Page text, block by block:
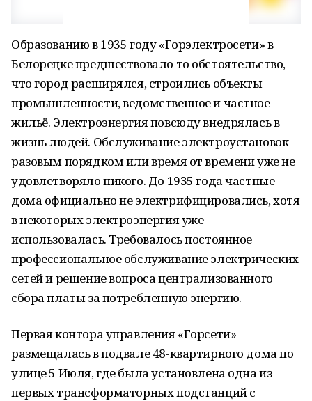
Образованию в 1935 году «Горэлектросети» в
Белорецке предшествовало то обстоятельство,
что город расширялся, строились объекты
промышленности, ведомственное и частное
жильё. Электроэнергия повсюду внедрялась в
жизнь людей. Обслуживание электроустановок
разовым порядком или время от времени уже не
удовлетворяло никого. До 1935 года частные
дома официально не электрифицировались, хотя
в некоторых электроэнергия уже
использовалась. Требовалось постоянное
профессиональное обслуживание электрических
сетей и решение вопроса централизованного
сбора платы за потребленную энергию.
Первая контора управления «Горсети»
размещалась в подвале 48-квартирного дома по
улице 5 Июля, где была установлена одна из
первых трансформаторных подстанций с